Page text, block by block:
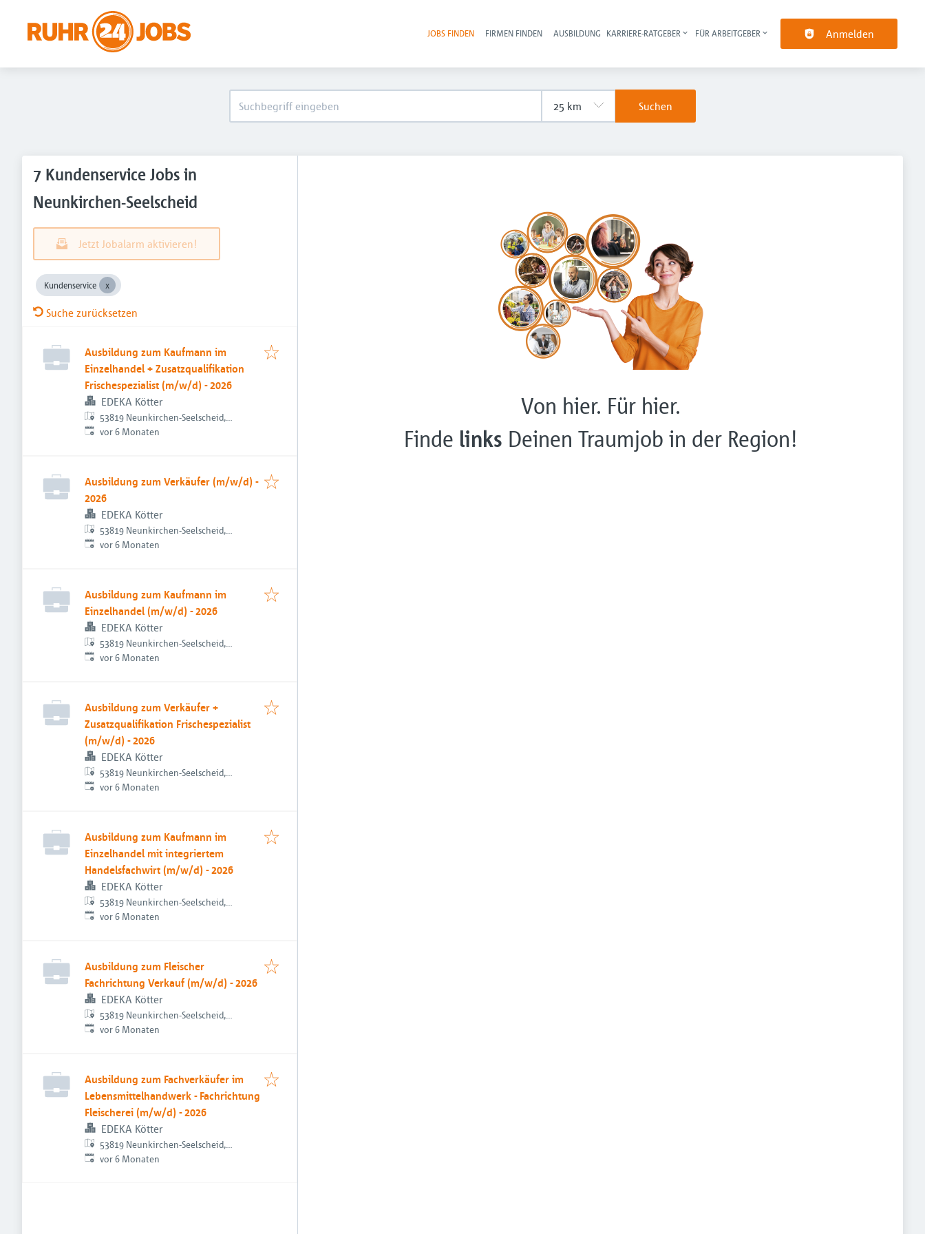
Haupt-Navigation
JOBS FINDEN FIRMEN FINDEN AUSBILDUNG KARRIERE-RATGEBER FÜR ARBEITGEBER Anmelden
Suchen
7 Kundenservice Jobs in
Neunkirchen-Seelscheid
Jetzt Jobalarm aktivieren!
Kundenservice
Suche zurücksetzen
Ausbildung zum Kaufmann im
Einzelhandel + Zusatzqualifikation
Frischespezialist (m/w/d) - 2026
EDEKA Kötter
53819 Neunkirchen-Seelscheid,
Deutschland
Veröffentlicht:
vor 6 Monaten
Ausbildung zum Verkäufer (m/w/d) -
2026
EDEKA Kötter
53819 Neunkirchen-Seelscheid,
Deutschland
Veröffentlicht:
vor 6 Monaten
Ausbildung zum Kaufmann im
Einzelhandel (m/w/d) - 2026
EDEKA Kötter
53819 Neunkirchen-Seelscheid,
Deutschland
Veröffentlicht:
vor 6 Monaten
Ausbildung zum Verkäufer +
Zusatzqualifikation Frischespezialist
(m/w/d) - 2026
EDEKA Kötter
53819 Neunkirchen-Seelscheid,
Deutschland
Veröffentlicht:
vor 6 Monaten
Ausbildung zum Kaufmann im
Einzelhandel mit integriertem
Handelsfachwirt (m/w/d) - 2026
EDEKA Kötter
53819 Neunkirchen-Seelscheid,
Deutschland
Veröffentlicht:
vor 6 Monaten
Ausbildung zum Fleischer
Fachrichtung Verkauf (m/w/d) - 2026
EDEKA Kötter
53819 Neunkirchen-Seelscheid,
Deutschland
Veröffentlicht:
vor 6 Monaten
Ausbildung zum Fachverkäufer im
Lebensmittelhandwerk - Fachrichtung
Fleischerei (m/w/d) - 2026
EDEKA Kötter
53819 Neunkirchen-Seelscheid,
Deutschland
Veröffentlicht:
vor 6 Monaten
Von hier. Für hier.
Finde links Deinen Traumjob in der Region!